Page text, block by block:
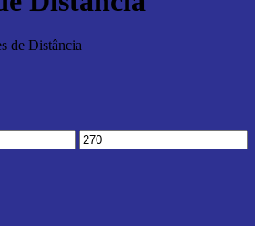
de Distância